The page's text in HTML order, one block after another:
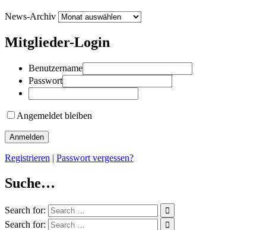
News-Archiv
Mitglieder-Login
Benutzername
Passwort
Angemeldet bleiben
Registrieren | Passwort vergessen?
Suche…
Search for:
Search for: